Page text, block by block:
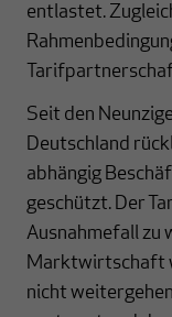
entlastet.
Seit den
Deutschland
abhängig
geschützt. Der
Ausnahmefall zu
Marktwirtschaft
nicht